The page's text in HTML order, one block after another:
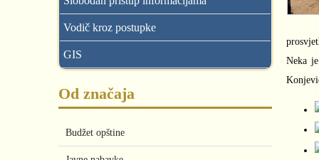
Vodič kroz postupke
GIS
Od značaja
Budžet opštine
Neka